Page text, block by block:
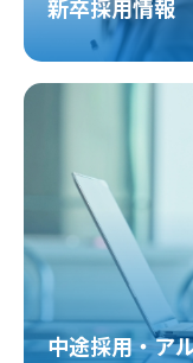
新卒採用情報
中途採用・ア